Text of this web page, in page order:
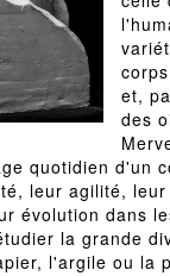
et,
des
quotidien d'un
leur agilité,
évolution dans
la grande
l'argile ou la